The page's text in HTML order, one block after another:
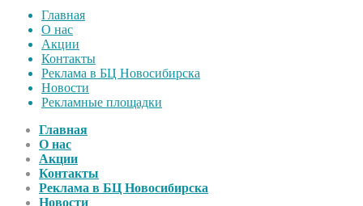
Главная
О нас
Акции
Контакты
Реклама в БЦ Новосибирска
Новости
Рекламные площадки
Главная
О нас
Акции
Контакты
Реклама в БЦ Новосибирска
Новости